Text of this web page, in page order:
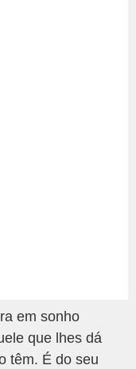
em sonho
que lhes dá
têm. É do seu